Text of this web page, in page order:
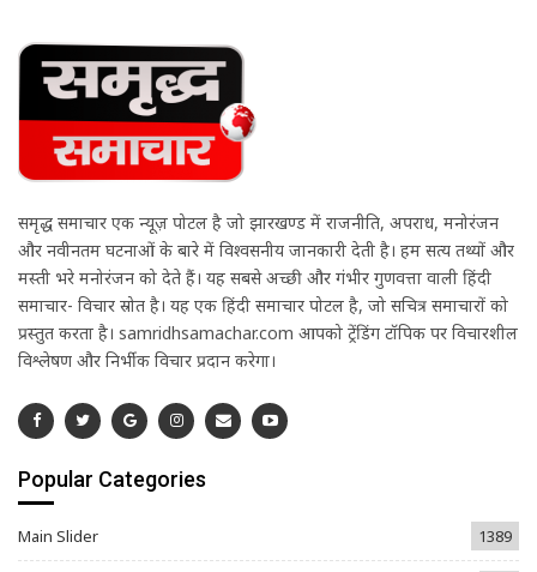
समृद्ध समाचार एक न्यूज़ पोर्टल है जो झारखण्ड में राजनीति, अपराध, मनोरंजन
और नवीनतम घटनाओं के बारे में विश्वसनीय जानकारी देती है। हम सत्य तथ्यों और
मस्ती भरे मनोरंजन को देते हैं। यह सबसे अच्छी और गंभीर गुणवत्ता वाली हिंदी
समाचार- विचार स्रोत है। यह एक हिंदी समाचार पोर्टल है, जो सचित्र समाचारों को
प्रस्तुत करता है। samridhsamachar.com आपको ट्रेंडिंग टॉपिक पर विचारशील
विश्लेषण और निर्भीक विचार प्रदान करेगा।
Popular Categories
Main Slider 1389